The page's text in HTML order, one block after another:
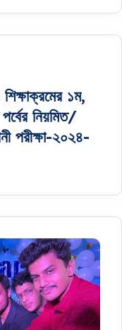
শিক্ষাক্রমের ১ম,
নিয়মিত/
পরীক্ষা-২০২৪-